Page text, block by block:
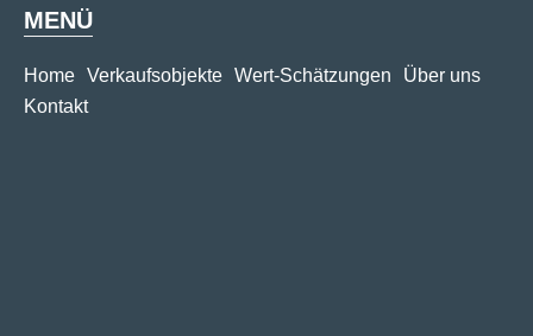
MENÜ
Home Verkaufsobjekte Wert-Schätzungen
Über uns
Kontakt